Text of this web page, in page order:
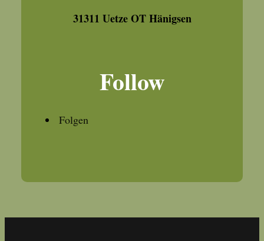
31311 Uetze OT Hänigsen
Follow
Folgen